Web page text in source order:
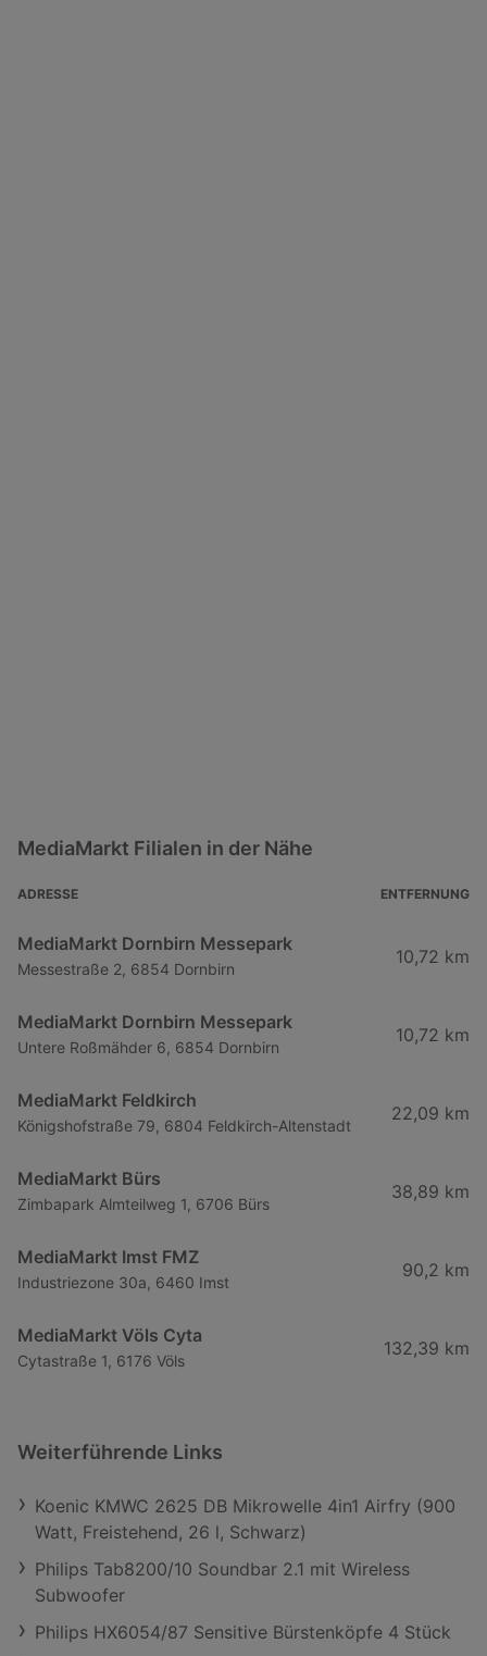
MediaMarkt Filialen in der Nähe
ADRESSE ENTFERNUNG
MediaMarkt Dornbirn Messepark
Messestraße 2, 6854 Dornbirn
10,72 km
MediaMarkt Dornbirn Messepark
Untere Roßmähder 6, 6854 Dornbirn
10,72 km
MediaMarkt Feldkirch
Königshofstraße 79, 6804 Feldkirch-Altenstadt
22,09 km
MediaMarkt Bürs
Zimbapark Almteilweg 1, 6706 Bürs
38,89 km
MediaMarkt Imst FMZ
Industriezone 30a, 6460 Imst
90,2 km
MediaMarkt Völs Cyta
Cytastraße 1, 6176 Völs
132,39 km
Weiterführende Links
Koenic KMWC 2625 DB Mikrowelle 4in1 Airfry (900
Watt, Freistehend, 26 l, Schwarz)
Philips Tab8200/10 Soundbar 2.1 mit Wireless
Subwoofer
Philips HX6054/87 Sensitive Bürstenköpfe 4 Stück